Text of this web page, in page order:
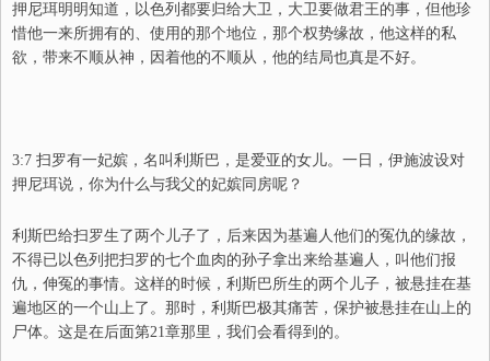
押尼珥明明知道，以色列都要归给大卫，大卫要做君王的事，但他珍
惜他一来所拥有的、使用的那个地位，那个权势缘故，他这样的私
欲，带来不顺从神，因着他的不顺从，他的结局也真是不好。
3:7 扫罗有一妃嫔，名叫利斯巴，是爱亚的女儿。一日，伊施波设对
押尼珥说，你为什么与我父的妃嫔同房呢？
利斯巴给扫罗生了两个儿子了，后来因为基遍人他们的冤仇的缘故，
不得已以色列 把扫罗的七个血肉的孙子拿出来给基遍人，叫他们报
仇，伸冤的事情。这样的时候，利斯巴所生的两个儿子，被悬挂在基
遍地区的一个山上了。那时，利斯巴极其痛苦，保护被悬挂在山上的
尸体。这是在后面第21章那里，我们会看得到的。